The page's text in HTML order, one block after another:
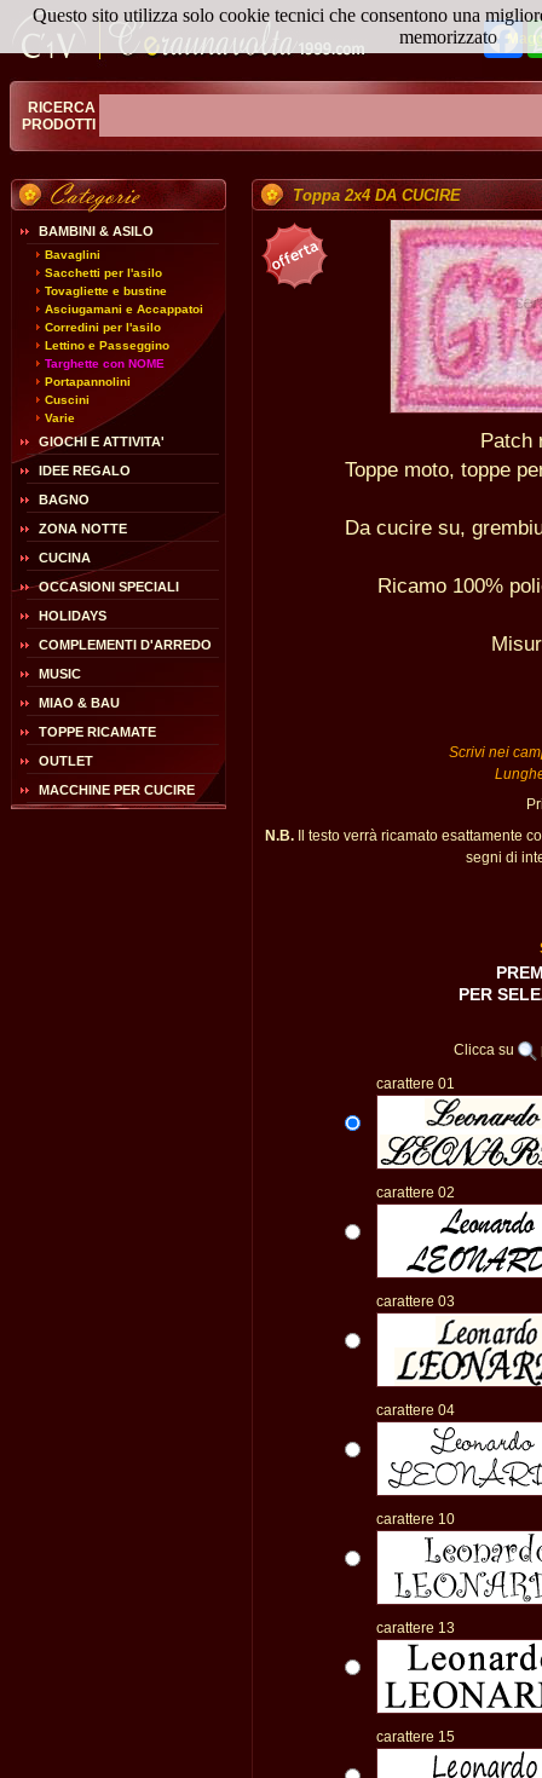
RICERCA
PRODOTTI
BAMBINI & ASILO
Bavaglini
Sacchetti per l'asilo
Tovagliette e bustine
Asciugamani e Accappatoi
Corredini per l'asilo
Lettino e Passeggino
Targhette con NOME
Portapannolini
Cuscini
Varie
GIOCHI E ATTIVITA'
IDEE REGALO
BAGNO
ZONA NOTTE
CUCINA
OCCASIONI SPECIALI
HOLIDAYS
COMPLEMENTI D'ARREDO
MUSIC
MIAO & BAU
TOPPE RICAMATE
OUTLET
MACCHINE PER CUCIRE
Toppa 2x4 DA CUCIRE
Patch
Toppe moto, toppe
Da cucire su,
Ricamo 100%
Scrivi nei
N.B. Il testo verrà ricamato esattamente
segni di
PER
Clicca su
carattere 01
carattere 02
carattere 03
carattere 04
carattere 10
carattere 13
carattere 15
Questo sito utilizza solo cookie tecnici che consentono una
memorizzato